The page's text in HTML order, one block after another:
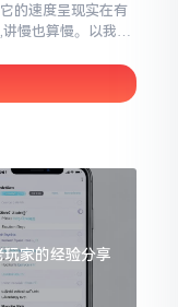
的速度呈现实在有
慢也算慢。以我从
2小时就能达成到
家的经验分享